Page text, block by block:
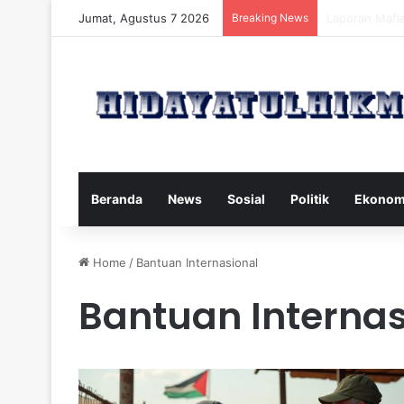
Jumat, Agustus 7 2026 Breaking News
Beranda News Sosial Politik
Home / Bantuan Internasional
Bantuan